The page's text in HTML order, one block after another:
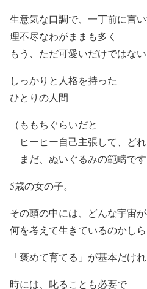
生意気な口調で、一丁前に言
理不尽なわがままも多く
もう、ただ可愛いだけではない
しっかりと人格を持った
ひとりの人間
（ももちぐらいだと
ヒーヒー自己主張して、ど
まだ、ぬいぐるみの範疇です
5歳の女の子。
その頭の中には、どんな宇宙
何を考えて生きているのかしら
「褒めて育てる」が基本だけ
時には、叱ることも必要で